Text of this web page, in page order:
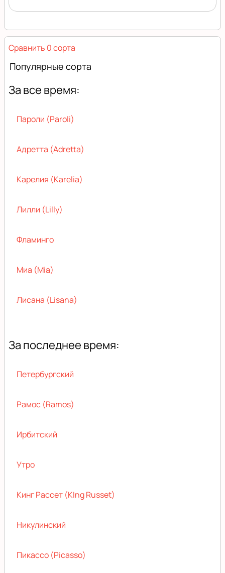
Сравнить 0 сорта
Популярные сорта
За все время:
Пароли (Paroli)
Адретта (Adretta)
Карелия (Karelia)
Лилли (Lilly)
Фламинго
Миа (Mia)
Лисана (Lisana)
За последнее время:
Петербургский
Рамос (Ramos)
Ирбитский
Утро
Кинг Рассет (KIng Russet)
Никулинский
Пикассо (Picasso)